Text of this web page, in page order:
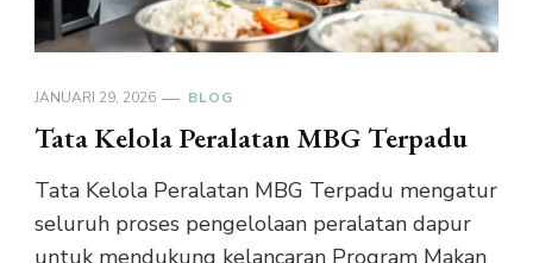
JANUARI 29, 2026 BLOG
Tata Kelola Peralatan MBG Terpadu
Tata Kelola Peralatan MBG Terpadu mengatur
seluruh proses pengelolaan peralatan dapur
untuk mendukung kelancaran Program Makan